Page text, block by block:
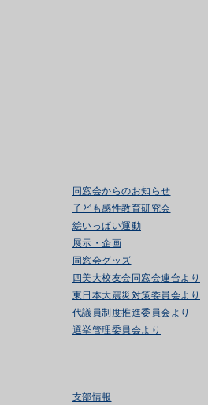
同窓会からのお知らせ
子ども感性教育研究会
絵いっぱい運動
展示・企画
同窓会グッズ
四美大校友会同窓会連合より
東日本大震災対策委員会より
代議員制度推進委員会より
選挙管理委員会より
支部情報